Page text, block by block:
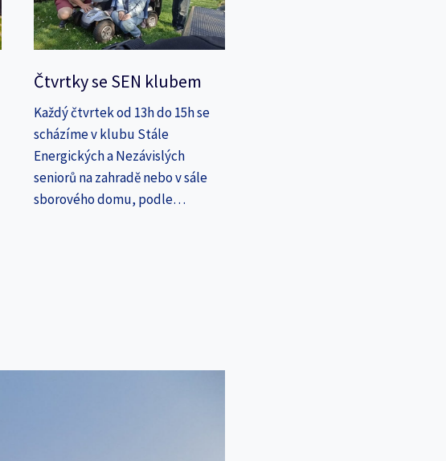
Čtvrtky se SEN klubem
Každý čtvrtek od 13h do 15h se
scházíme v klubu Stále
Energických a Nezávislých
seniorů na zahradě nebo v sále
sborového domu, podle…